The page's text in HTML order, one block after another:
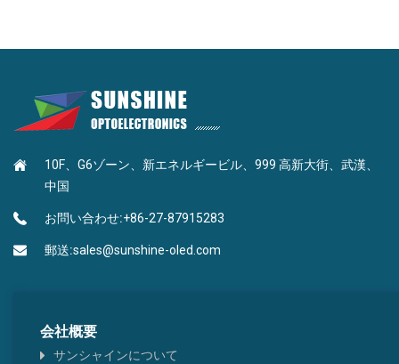
ピリミジンタイプ
ナフタレン型
トリアジンピリミジン型
ホウ酸タイプ
ヘテロ環型
MLPハイRIインク
BEFハイRIインク
10F、G6ゾーン、新エネルギービル、999 高新大街、武漢、
中国
お問い合わせ:+86-27-87915283
郵送:sales@sunshine-oled.com
会社概要
サンシャインについて